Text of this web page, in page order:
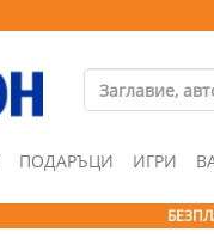
ПОДАРЪЦИ ИГРИ